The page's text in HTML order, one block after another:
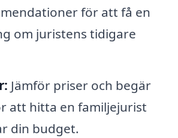
för att få en
om juristens tidigare
Jämför priser och begär
att hitta en familjejurist
din budget.